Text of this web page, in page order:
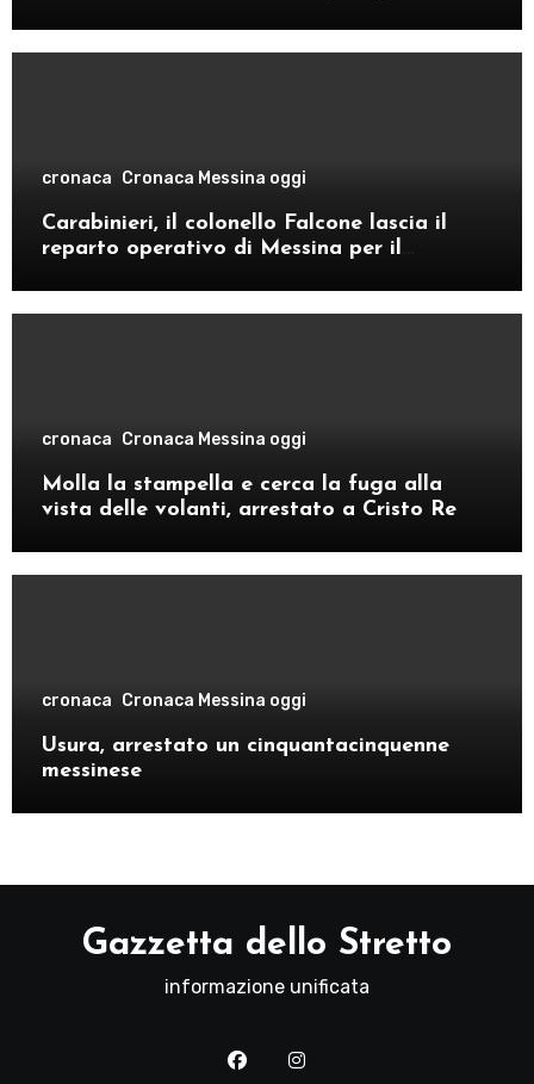
cronaca Cronaca Messina oggi
Carabinieri, il colonello Falcone lascia il
reparto operativo di Messina per il
cronaca Cronaca Messina oggi
Molla la stampella e cerca la fuga alla
vista delle volanti, arrestato a Cristo Re
cronaca Cronaca Messina oggi
Usura, arrestato un cinquantacinquenne
messinese
Gazzetta dello Stretto
informazione unificata